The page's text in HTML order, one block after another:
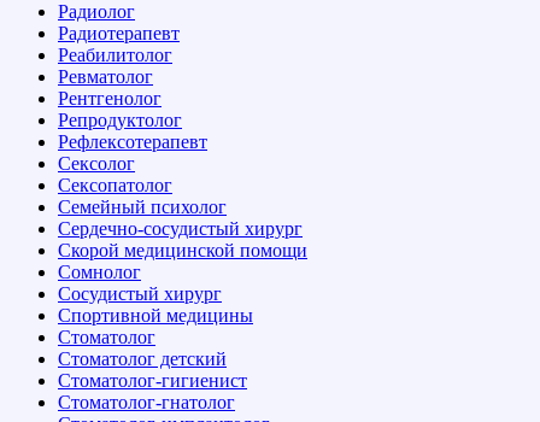
Радиолог
Радиотерапевт
Реабилитолог
Ревматолог
Рентгенолог
Репродуктолог
Рефлексотерапевт
Сексолог
Сексопатолог
Семейный психолог
Сердечно-сосудистый хирург
Скорой медицинской помощи
Сомнолог
Сосудистый хирург
Спортивной медицины
Стоматолог
Стоматолог детский
Стоматолог-гигиенист
Стоматолог-гнатолог